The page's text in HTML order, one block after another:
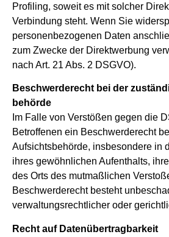
Profiling, soweit es mit solcher
Verbindung steht. Wenn Sie
personenbezogenen Daten
zum Zwecke der Direktwerbung
nach Art. 21 Abs. 2 DSGVO).
Beschwerde­recht bei der
behörde
Im Falle von Verstößen gegen die
Betroffenen ein Beschwerderecht
Aufsichtsbehörde, insbesondere in
ihres gewöhnlichen Aufenthalts,
des Orts des mutmaßlichen
Beschwerderecht besteht
verwaltungsrechtlicher oder
Recht auf Daten­übertrag­barkeit